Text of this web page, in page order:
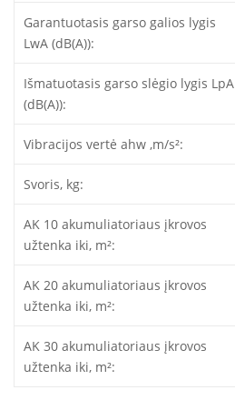
Garantuotasis garso galios lygis
LwA (dB(A)):
Išmatuotasis garso slėgio lygis LpA
(dB(A)):
Vibracijos vertė ahw ,m/s²:
Svoris, kg:
AK 10 akumuliatoriaus įkrovos
užtenka iki, m²:
AK 20 akumuliatoriaus įkrovos
užtenka iki, m²:
AK 30 akumuliatoriaus įkrovos
užtenka iki, m²: